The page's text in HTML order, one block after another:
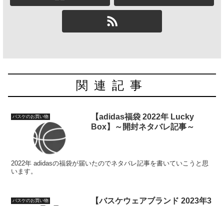
関連記事
バスケのお買い物
【adidas福袋 2022年 Lucky
Box】～開封ネタバレ記事～
2022年 adidasの福袋が届いたのでネタバレ記事を書いていこうと思
います。
バスケのお買い物
【バスケウェアブランド 2023年3